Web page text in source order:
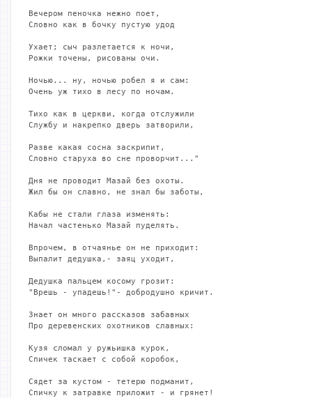
Вечером пеночка нежно поет,
Словно как в бочку пустую удод
Ухает; сыч разлетается к ночи,
Рожки точены, рисованы очи.
Ночью... ну, ночью робел я и сам:
Очень уж тихо в лесу по ночам.
Тихо как в церкви, когда отслужили
Службу и накрепко дверь затворили,
Разве какая сосна заскрипит,
Словно старуха во сне проворчит..."
Дня не проводит Мазай без охоты.
Жил бы он славно, не знал бы заботы,
Кабы не стали глаза изменять:
Начал частенько Мазай пуделять.
Впрочем, в отчаянье он не приходит:
Выпалит дедушка,- заяц уходит,
Дедушка пальцем косому грозит:
"Врешь - упадешь!"- добродушно кричит.
Знает он много рассказов забавных
Про деревенских охотников славных:
Кузя сломал у ружьишка курок,
Спичек таскает с собой коробок,
Сядет за кустом - тетерю подманит,
Спичку к затравке приложит - и грянет!